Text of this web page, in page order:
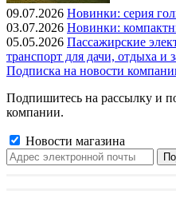
09.07.2026 Новинки: серия
03.07.2026 Новинки:
05.05.2026 Пассажирские
транспорт для дачи, отдыха и
Подписка на новости
Подпишитесь на рассылку и
компании.
Новости магазина